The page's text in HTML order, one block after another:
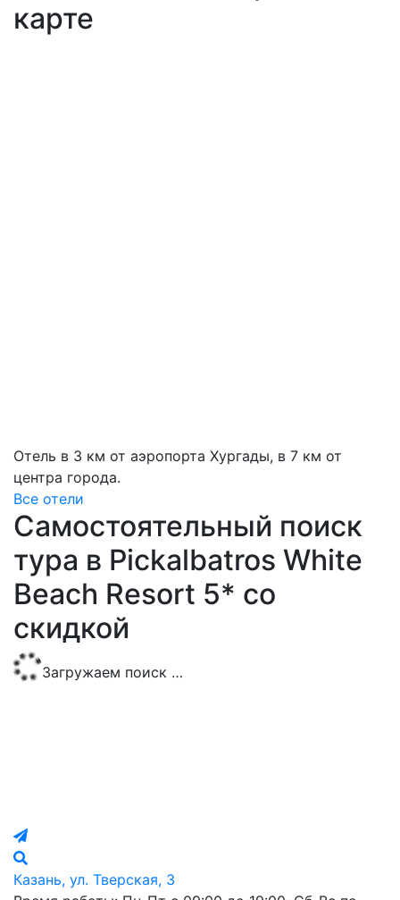
карте
Отель в 3 км от аэропорта Хургады, в 7 км от
центра города.
Все отели
Самостоятельный поиск
тура в Pickalbatros White
Beach Resort 5* со
скидкой
Загружаем поиск …
Казань, ул. Тверская, 3